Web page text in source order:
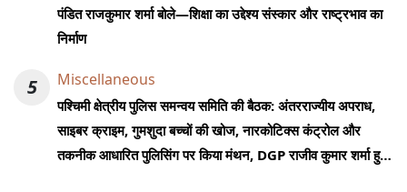
पंडित राजकुमार शर्मा बोले—शिक्षा का उद्देश्य संस्कार और राष्ट्रभाव का
निर्माण
5 Miscellaneous
पश्चिमी क्षेत्रीय पुलिस समन्वय समिति की बैठक: अंतरराज्यीय अपराध,
साइबर क्राइम, गुमशुदा बच्चों की खोज, नारकोटिक्स कंट्रोल और
तकनीक आधारित पुलिसिंग पर किया मंथन, DGP राजीव कुमार शर्मा हुए